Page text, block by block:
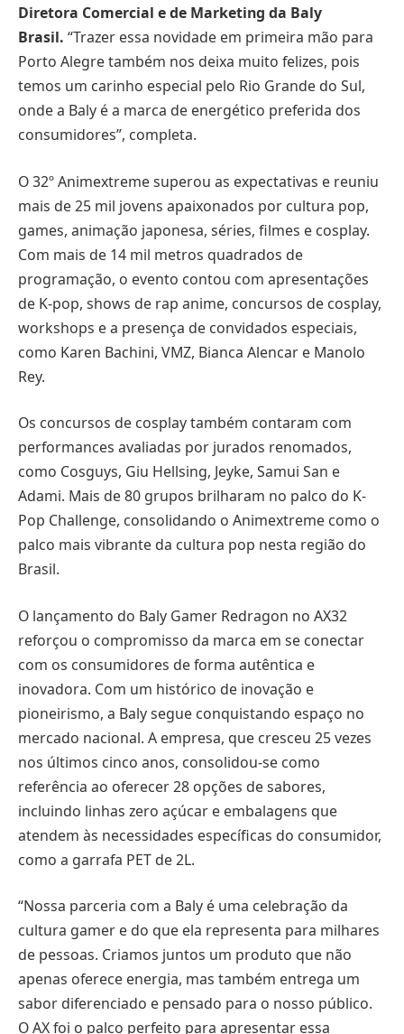
Diretora Comercial e de Marketing da Baly
Brasil. “Trazer essa novidade em primeira mão para
Porto Alegre também nos deixa muito felizes, pois
temos um carinho especial pelo Rio Grande do Sul,
onde a Baly é a marca de energético preferida dos
consumidores”, completa.
O 32º Animextreme superou as expectativas e reuniu
mais de 25 mil jovens apaixonados por cultura pop,
games, animação japonesa, séries, filmes e cosplay.
Com mais de 14 mil metros quadrados de
programação, o evento contou com apresentações
de K-pop, shows de rap anime, concursos de cosplay,
workshops e a presença de convidados especiais,
como Karen Bachini, VMZ, Bianca Alencar e Manolo
Rey.
Os concursos de cosplay também contaram com
performances avaliadas por jurados renomados,
como Cosguys, Giu Hellsing, Jeyke, Samui San e
Adami. Mais de 80 grupos brilharam no palco do K-
Pop Challenge, consolidando o Animextreme como o
palco mais vibrante da cultura pop nesta região do
Brasil.
O lançamento do Baly Gamer Redragon no AX32
reforçou o compromisso da marca em se conectar
com os consumidores de forma autêntica e
inovadora. Com um histórico de inovação e
pioneirismo, a Baly segue conquistando espaço no
mercado nacional. A empresa, que cresceu 25 vezes
nos últimos cinco anos, consolidou-se como
referência ao oferecer 28 opções de sabores,
incluindo linhas zero açúcar e embalagens que
atendem às necessidades específicas do consumidor,
como a garrafa PET de 2L.
“Nossa parceria com a Baly é uma celebração da
cultura gamer e do que ela representa para milhares
de pessoas. Criamos juntos um produto que não
apenas oferece energia, mas também entrega um
sabor diferenciado e pensado para o nosso público.
O AX foi o palco perfeito para apresentar essa